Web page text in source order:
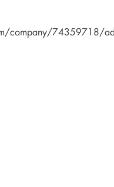
company/74359718/